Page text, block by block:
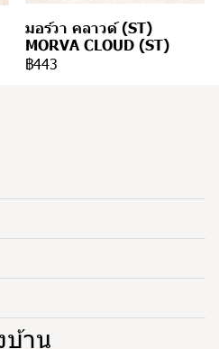
มอร์วา คลาวด์ (ST)
MORVA CLOUD (ST)
฿443
บ้าน